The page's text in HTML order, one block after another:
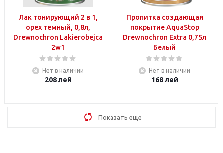
Лак тонирующий 2 в 1,
орех темный, 0,8л,
Drewnochron Lakierobejca
2w1
Нет в наличии
208лей
Пропитка создающая
покрытие AquaStop
Drewnochron Extra 0,75л
Белый
Нет в наличии
168лей
Показать еще